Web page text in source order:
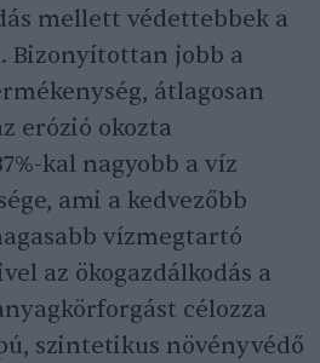
mellett védettebbek a
Bizonyítottan jobb a
átlagosan
erózió okozta
kal nagyobb a víz
ami a kedvezőbb
vízmegtartó
az ökogazdálkodás a
célozza
szintetikus növényvédő